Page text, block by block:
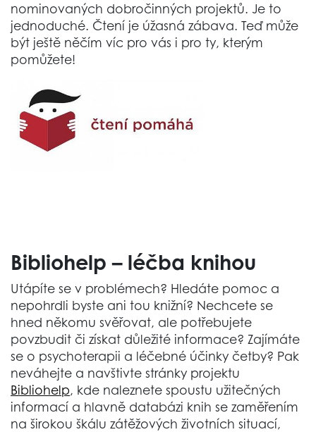
nominovaných dobročinných projektů. Je to
jednoduché. Čtení je úžasná zábava. Teď může
být ještě něčím víc pro vás i pro ty, kterým
pomůžete!
Bibliohelp – léčba knihou
Utápíte se v problémech? Hledáte pomoc a
nepohrdli byste ani tou knižní? Nechcete se
hned někomu svěřovat, ale potřebujete
povzbudit či získat důležité informace? Zajímáte
se o psychoterapii a léčebné účinky četby? Pak
neváhejte a navštivte stránky projektu
Bibliohelp, kde naleznete spoustu užitečných
informací a hlavně databázi knih se zaměřením
na širokou škálu zátěžových životních situací,